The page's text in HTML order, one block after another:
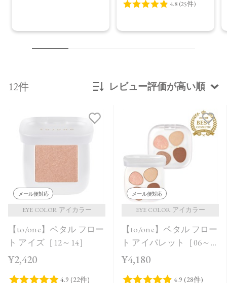
12件 レビュー評価が高い順
価格が高い
レビューが多い順
レビュー評価が高い順
人気順
メール便対応
EYE COLOR アイカラー
【to/one】ペタル フロー
ト アイズ［12～14］
¥2,420
メール便対応
EYE COLOR アイカラー
【to/one】ペタル フロー
ト アイパレット［06～
08］
¥4,180